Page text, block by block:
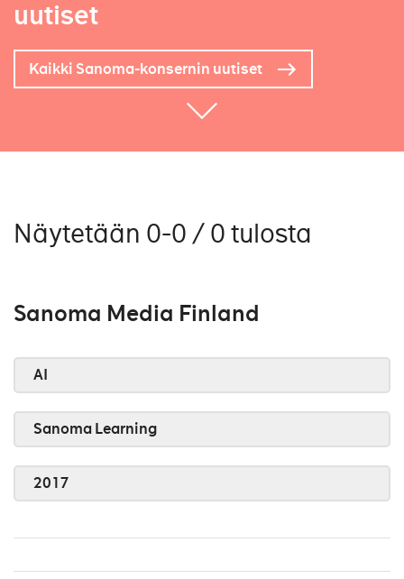
uutiset
Kaikki Sanoma-konsernin uutiset
Näytetään 0-0 / 0 tulosta
Sanoma Media Finland
AI
Sanoma Learning
2017